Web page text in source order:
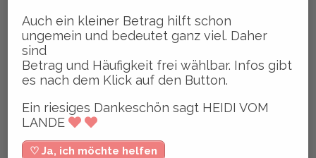
Auch ein kleiner Betrag hilft schon
ungemein und bedeutet ganz viel. Daher
sind
Betrag und Häufigkeit frei wählbar. Infos gibt
es nach dem Klick auf den Button.
Ein riesiges Dankeschön sagt HEIDI VOM
LANDE
♡ Ja, ich möchte helfen